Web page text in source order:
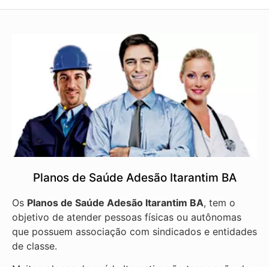
Planos de Saúde Adesão Itarantim BA
Os Planos de Saúde Adesão Itarantim BA, tem o
objetivo de atender pessoas físicas ou autônomas
que possuem associação com sindicados e entidades
de classe.